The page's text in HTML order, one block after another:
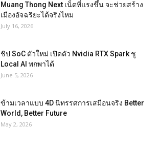
Muang Thong Next เน็ตที่แรงขึ้น จะช่วยสร้าง
เมืองอัจฉริยะได้จริงไหม
July 16, 2026
ชิป SoC ตัวใหม่ เปิดตัว Nvidia RTX Spark ชู
Local AI พกพาได้
June 5, 2026
ข้ามเวลาแบบ 4D นิทรรศการเสมือนจริง Better
World, Better Future
May 2, 2026